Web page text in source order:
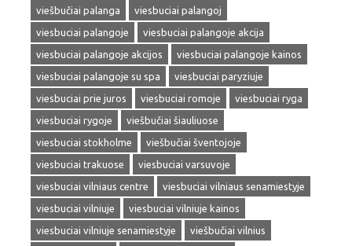
viešbučiai palanga
viesbuciai palangoj
viesbuciai palangoje
viesbuciai palangoje akcija
viesbuciai palangoje akcijos
viesbuciai palangoje kainos
viesbuciai palangoje su spa
viesbuciai paryziuje
viesbuciai prie juros
viesbuciai romoje
viesbuciai ryga
viesbuciai rygoje
viešbučiai šiauliuose
viesbuciai stokholme
viešbučiai šventojoje
viesbuciai trakuose
viesbuciai varsuvoje
viesbuciai vilniaus centre
viesbuciai vilniaus senamiestyje
viesbuciai vilniuje
viesbuciai vilniuje kainos
viesbuciai vilniuje senamiestyje
viešbučiai vilnius